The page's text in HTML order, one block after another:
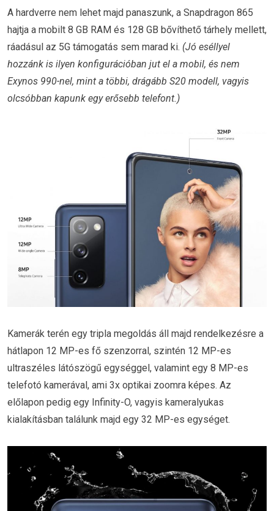
A hardverre nem lehet majd panaszunk, a Snapdragon 865
hajtja a mobilt 8 GB RAM és 128 GB bővíthető tárhely mellett,
ráadásul az 5G támogatás sem marad ki. (Jó eséllyel
hozzánk is ilyen konfigurációban jut el a mobil, és nem
Exynos 990-nel, mint a többi, drágább S20 modell, vagyis
olcsóbban kapunk egy erősebb telefont.)
Kamerák terén egy tripla megoldás áll majd rendelkezésre a
hátlapon 12 MP-es fő szenzorral, szintén 12 MP-es
ultraszéles látószögű egységgel, valamint egy 8 MP-es
telefotó kamerával, ami 3x optikai zoomra képes. Az
előlapon pedig egy Infinity-O, vagyis kameralyukas
kialakításban találunk majd egy 32 MP-es egységet.